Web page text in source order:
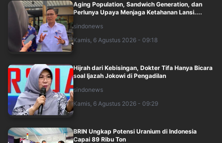
Aging Population, Sandwich Generation, dan
Perlunya Upaya Menjaga Ketahanan Lansi....
sindonews
Kamis, 6 Agustus 2026 - 09:18
Hijrah dari Kebisingan, Dokter Tifa Hanya Bicara
soal Ijazah Jokowi di Pengadilan
sindonews
Kamis, 6 Agustus 2026 - 09:29
BRIN Ungkap Potensi Uranium di Indonesia
Capai 89 Ribu Ton